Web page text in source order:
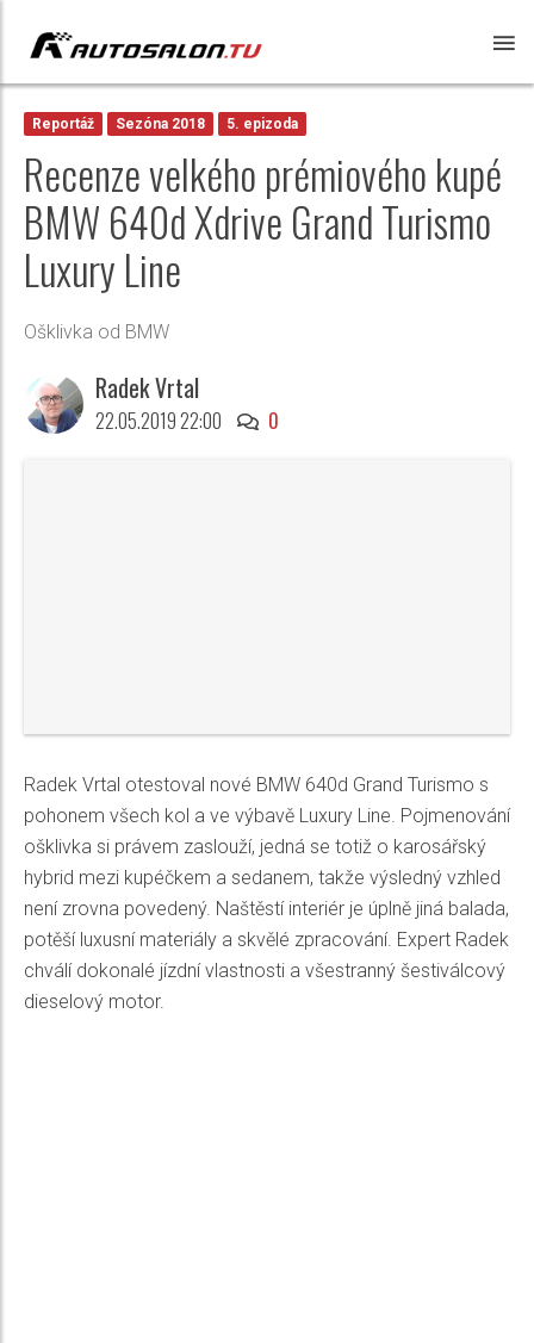
Reportáž Sezóna 2018 5. epizoda
Recenze velkého prémiového kupé
BMW 640d Xdrive Grand Turismo
Luxury Line
Ošklivka od BMW
Radek Vrtal
22.05.2019 22:00 0
Radek Vrtal otestoval nové BMW 640d Grand Turismo s
pohonem všech kol a ve výbavě Luxury Line. Pojmenování
ošklivka si právem zaslouží, jedná se totiž o karosářský
hybrid mezi kupéčkem a sedanem, takže výsledný vzhled
není zrovna povedený. Naštěstí interiér je úplně jiná balada,
potěší luxusní materiály a skvělé zpracování. Expert Radek
chválí dokonalé jízdní vlastnosti a všestranný šestiválcový
dieselový motor.